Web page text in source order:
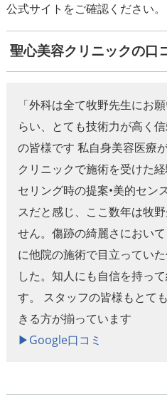
公式サイトをご確認ください。
聖心美容クリニックの口
「外科は全て牧野先生にお
らい、とても技術力が高く
の皆様です 私自身美容医療
クリニックで施術を受けた
セリング時の提案•美的セン
スだと感じ、ここ数年は牧
せん。傷跡の綺麗さにおい
に他院の施術で目立ってい
した。知人にも自信を持っ
す。 スタッフの皆様もとて
きる方が揃っています
▶︎Google口コミ